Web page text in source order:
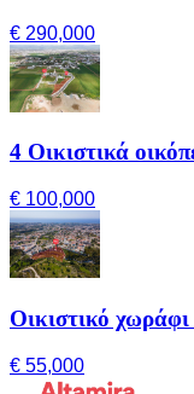
€ 290,000
4 Οικιστικά
€ 100,000
Οικιστικό
€ 55,000